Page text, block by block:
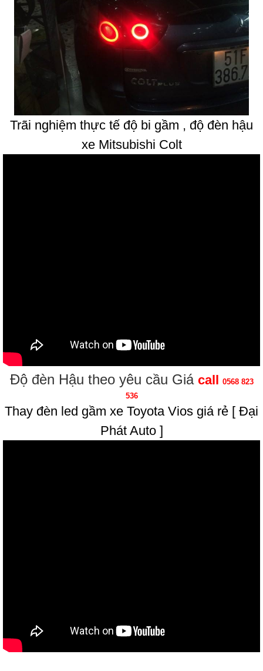
Trãi nghiệm thực tế độ bi gầm , độ đèn hậu
xe Mitsubishi Colt
Độ đèn Hậu theo yêu cầu Giá call 0568 823
536
Thay đèn led gầm xe Toyota Vios giá rẻ [ Đại
Phát Auto ]